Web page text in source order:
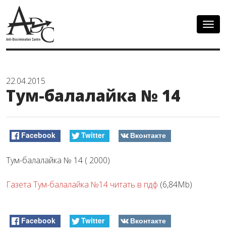
22.04.2015
Тум-балалайка № 14
Facebook Twitter Вконтакте
Тум-балалайка № 14 ( 2000)
Газета Тум-балалайка №14 читать в пдф (6,84Mb)
Facebook Twitter Вконтакте